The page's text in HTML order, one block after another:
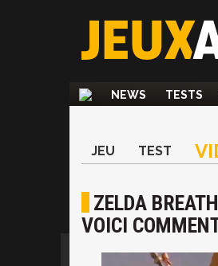
NEWS TESTS
JEU TEST
ZELDA
VOICI